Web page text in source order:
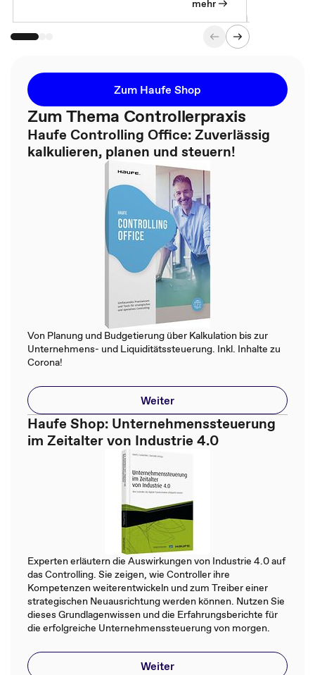
mehr
Zum Haufe Shop
Zum Thema Controllerpraxis
Haufe Controlling Office: Zuverlässig
kalkulieren, planen und steuern!
Von Planung und Budgetierung über Kalkulation bis zur
Unternehmens- und Liquiditätssteuerung. Inkl. Inhalte zu
Corona!
Weiter
Haufe Shop: Unternehmenssteuerung
im Zeitalter von Industrie 4.0
Experten erläutern die Auswirkungen von Industrie 4.0 auf
das Controlling. Sie zeigen, wie Controller ihre
Kompetenzen weiterentwickeln und zum Treiber einer
strategischen Neuausrichtung werden können. Nutzen Sie
dieses Grundlagenwissen und die Erfahrungsberichte für
die erfolgreiche Unternehmenssteuerung von morgen.
Weiter